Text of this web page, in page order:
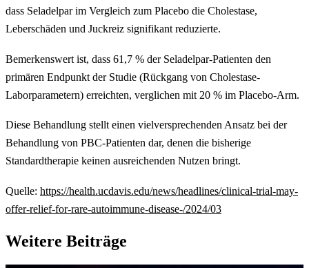
dass Seladelpar im Vergleich zum Placebo die Cholestase,
Leberschäden und Juckreiz signifikant reduzierte.
Bemerkenswert ist, dass 61,7 % der Seladelpar-Patienten den
primären Endpunkt der Studie (Rückgang von Cholestase-
Laborparametern) erreichten, verglichen mit 20 % im Placebo-Arm.
Diese Behandlung stellt einen vielversprechenden Ansatz bei der
Behandlung von PBC-Patienten dar, denen die bisherige
Standardtherapie keinen ausreichenden Nutzen bringt.
Quelle: https://health.ucdavis.edu/news/headlines/clinical-trial-may-
offer-relief-for-rare-autoimmune-disease-/2024/03
Weitere Beiträge